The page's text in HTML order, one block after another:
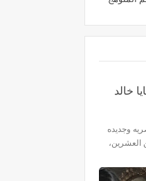
خالد
وجديده
العشرين،